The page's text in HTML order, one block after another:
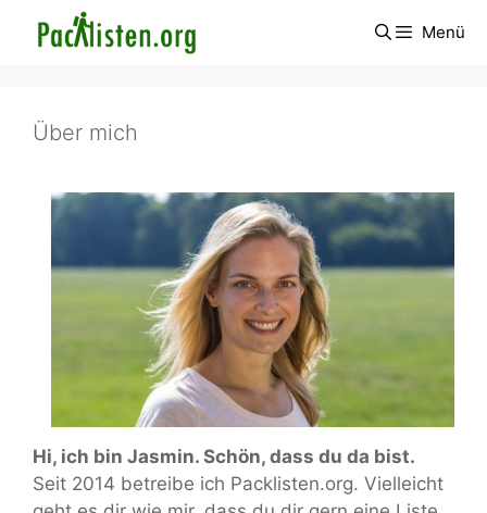
Inhalt
Menü
Über mich
Hi, ich bin Jasmin. Schön, dass du da bist.
Seit 2014 betreibe ich Packlisten.org. Vielleicht